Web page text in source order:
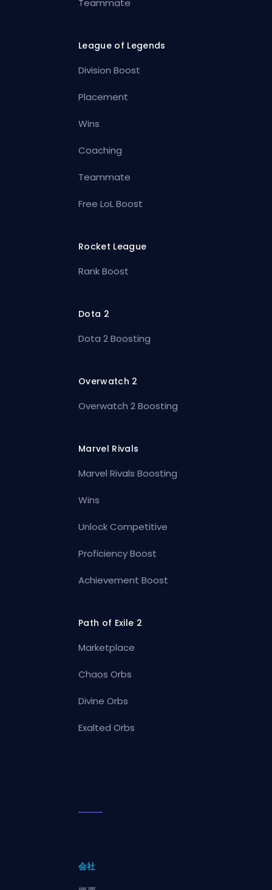
Teammate
League of Legends
Division Boost
Placement
Wins
Coaching
Teammate
Free LoL Boost
Rocket League
Rank Boost
Dota 2
Dota 2 Boosting
Overwatch 2
Overwatch 2 Boosting
Marvel Rivals
Marvel Rivals Boosting
Wins
Unlock Competitive
Proficiency Boost
Achievement Boost
Path of Exile 2
Marketplace
Chaos Orbs
Divine Orbs
Exalted Orbs
会社